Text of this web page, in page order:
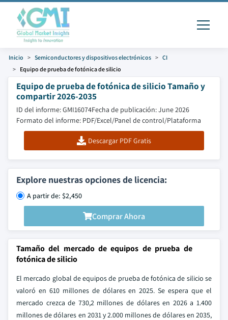
Inicio Semiconductores y dispositivos electrónicos
CI
Equipo de prueba de fotónica de silicio
Equipo de prueba de fotónica de silicio Tamaño y
compartir 2026-2035
ID del informe: GMI16074Fecha de publicación: June 2026
Formato del informe: PDF/Excel/Panel de control/Plataforma
Descargar PDF Gratis
Explore nuestras opciones de licencia:
A partir de: $2,450
Comprar Ahora
Tamaño del mercado de equipos de prueba de
fotónica de silicio
El mercado global de equipos de prueba de fotónica de silicio se
valoró en 610 millones de dólares en 2025. Se espera que el
mercado crezca de 730,2 millones de dólares en 2026 a 1.400
millones de dólares en 2031 y 2.000 millones de dólares en 2035,